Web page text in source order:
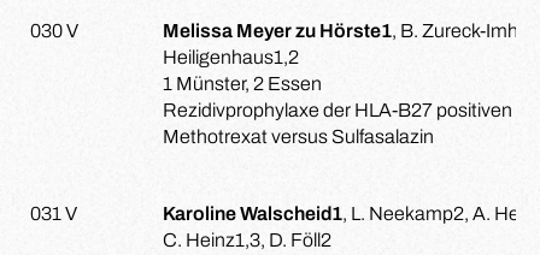
030 V Melissa Meyer zu Hörste1, B. Zureck-
Heiligenhaus1,2
1 Münster, 2 Essen
Rezidivprophylaxe der HLA-B27 positiven
Methotrexat versus Sulfasalazin
031 V Karoline Walscheid1, L. Neekamp2, A.
C. Heinz1,3, D. Föll2